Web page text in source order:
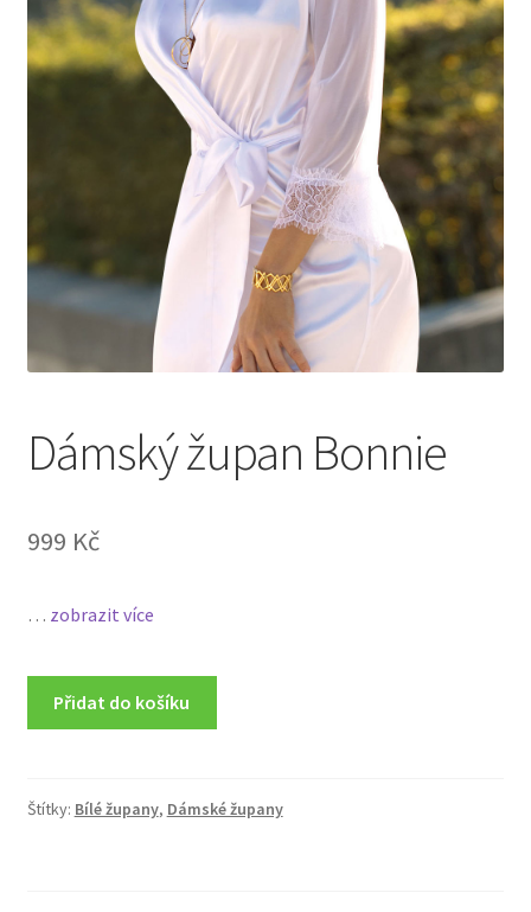
Dámský župan Bonnie
999 Kč
… zobrazit více
Přidat do košíku
Štítky: Bílé župany, Dámské župany